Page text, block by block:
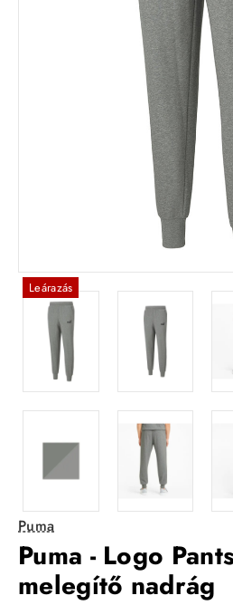
Leárazás
Puma
Puma - Logo
melegítő nadrág